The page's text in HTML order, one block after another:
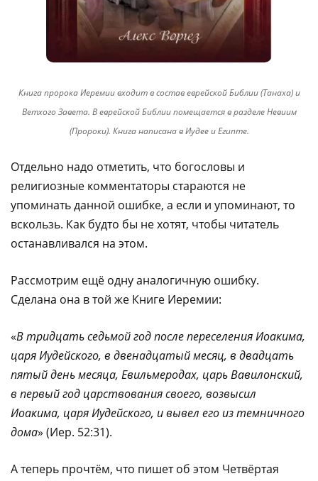
Книга пророка Иеремии входит в состав еврейской Библии (Танаха) и
Ветхого Завета. В еврейской Библии помещается в разделе Невиим
(Пророки). Книга написана в Иудее и Египте.
Отдельно надо отметить, что богословы и
религиозные комментаторы стараются не
упоминать данной ошибке, а если и упоминают, то
вскользь. Как будто бы не хотят, чтобы читатель
останавливался на этом.
Рассмотрим ещё одну аналогичную ошибку.
Сделана она в той же Книге Иеремии:
«В тридцать седьмой год после переселения Иоакима,
царя Иудейского, в двенадцатый месяц, в двадцать
пятый день месяца, Евильмеродах, царь Вавилонский,
в первый год царствования своего, возвысил
Иоакима, царя Иудейского, и вывел его из темничного
дома» (Иер. 52:31).
А теперь прочтём, что пишет об этом Четвёртая